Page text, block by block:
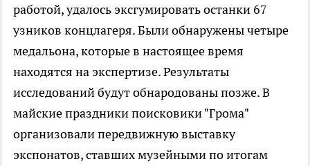
работой, удалось эксгумировать останки 67
узников концлагеря. Были обнаружены четыре
медальона, которые в настоящее время
находятся на экспертизе. Результаты
исследований будут обнародованы позже. В
майские праздники поисковики "Грома"
организовали передвижную выставку
экспонатов, ставших музейными по итогам